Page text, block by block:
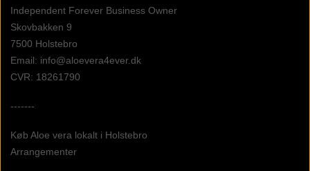
Independent Forever Business Owner
Skovbakken 9
7500 Holstebro
Email: info@aloevera4ever.dk
CVR: 18261790
-------
Køb Aloe vera lokalt i Holstebro
Arrangementer